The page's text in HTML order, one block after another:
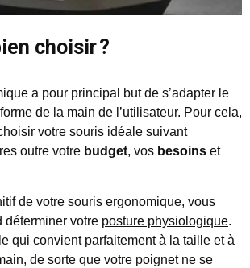
choisir ?
a pour principal but de s’adapter le
de la main de l’utilisateur. Pour cela,
votre souris idéale suivant
outre votre budget, vos besoins et
de votre souris ergonomique, vous
déterminer votre posture physiologique.
qui convient parfaitement à la taille et à
de sorte que votre poignet ne se